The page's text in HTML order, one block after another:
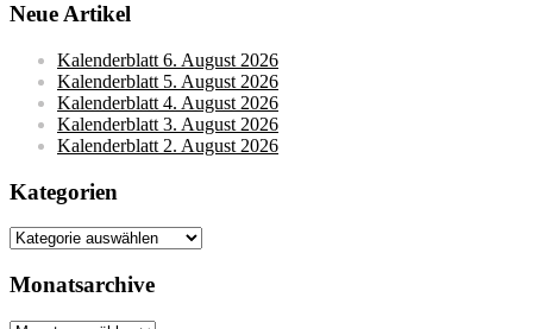
Neue Artikel
Kalenderblatt 6. August 2026
Kalenderblatt 5. August 2026
Kalenderblatt 4. August 2026
Kalenderblatt 3. August 2026
Kalenderblatt 2. August 2026
Kategorien
Kategorien
Monatsarchive